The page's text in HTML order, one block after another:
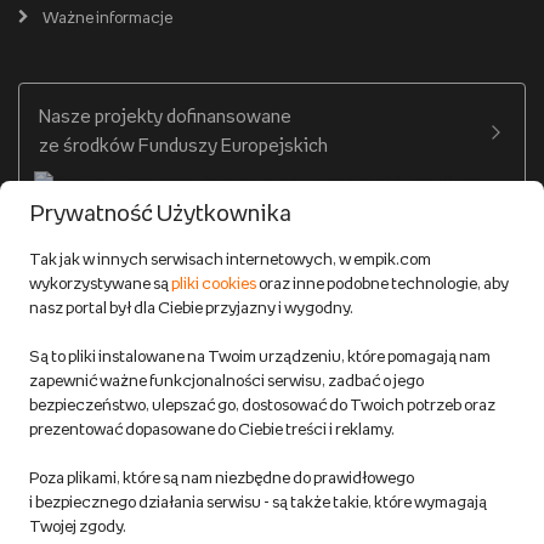
Zakupy hurtowe
Ważne informacje
Cennik dostawy
Zwroty
Reklamacje
Regulamin empik.com
Pozostałe Regulaminy Empiku
Polityka prywatności empik.com
Do 100 zł na pierwsze zakupy w aplikacji. Pobierz i
korzystaj z kodów zniżkowych.Dowiedz się więcej
Nasze projekty dofinansowane
ze środków Funduszy Europejskich
Prywatność Użytkownika
Tak jak w innych serwisach internetowych, w empik.com
wykorzystywane sąpliki cookiesoraz inne podobne technologie, aby
nasz portal był dla Ciebie przyjazny i wygodny.
Są to pliki instalowane na Twoim urządzeniu, które pomagają nam
zapewnić ważne funkcjonalności serwisu, zadbać o jego
bezpieczeństwo, ulepszać go, dostosować do Twoich potrzeb oraz
prezentować dopasowane do Ciebie treści i reklamy.
Poza plikami, które są nam niezbędne do prawidłowego
i bezpiecznego działania serwisu - są także takie, które wymagają
Twojej zgody.